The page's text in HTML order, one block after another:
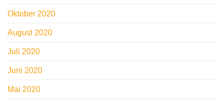
Oktober 2020
August 2020
Juli 2020
Juni 2020
Mai 2020